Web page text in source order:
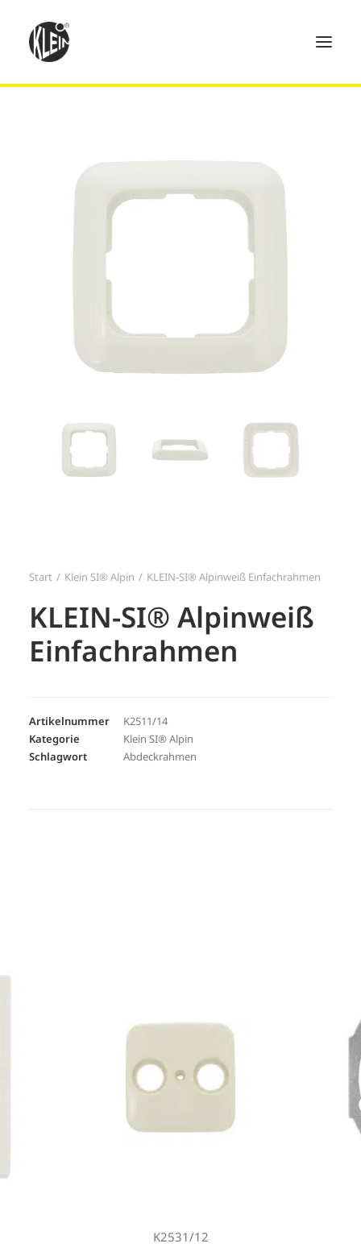
Search
Start Klein SI® Alpin KLEIN-SI® Alpinweiß Einfachrahmen
KLEIN-SI® Alpinweiß
Einfachrahmen
Artikelnummer
K2511/14
Kategorie
Klein SI® Alpin
Schlagwort
Abdeckrahmen
K2531/12